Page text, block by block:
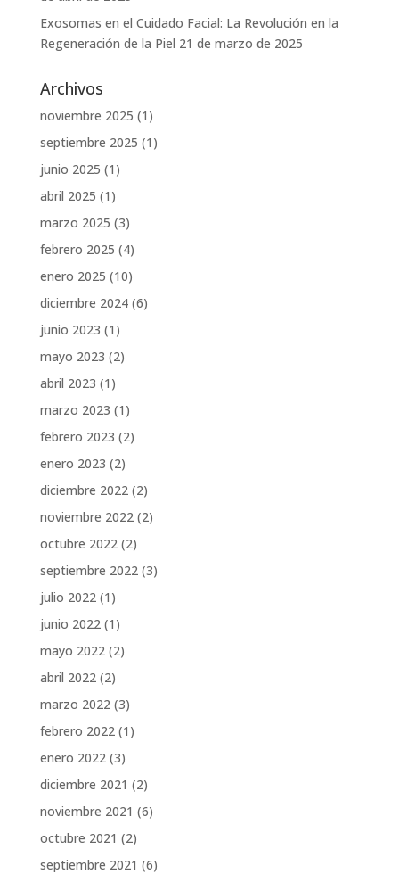
Exosomas en el Cuidado Facial: La Revolución en la
Regeneración de la Piel 21 de marzo de 2025
Archivos
noviembre 2025 (1)
septiembre 2025 (1)
junio 2025 (1)
abril 2025 (1)
marzo 2025 (3)
febrero 2025 (4)
enero 2025 (10)
diciembre 2024(6)
junio 2023 (1)
mayo 2023 (2)
abril 2023 (1)
marzo 2023 (1)
febrero 2023 (2)
enero 2023 (2)
diciembre 2022(2)
noviembre 2022(2)
octubre 2022(2)
septiembre 2022(3)
julio 2022(1)
junio 2022(1)
mayo 2022(2)
abril 2022(2)
marzo 2022(3)
febrero 2022(1)
enero 2022(3)
diciembre 2021 (2)
noviembre 2021 (6)
octubre 2021 (2)
septiembre 2021 (6)